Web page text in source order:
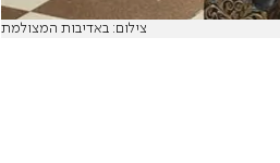
צילום: באדיבות המצולמת